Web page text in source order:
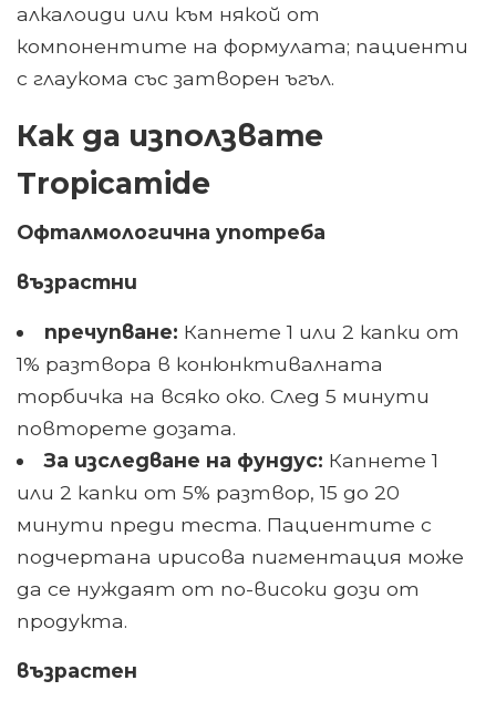
алкалоиди или към някой от
компонентите на формулата; пациенти
с глаукома със затворен ъгъл.
Как да използвате
Tropicamide
Офталмологична употреба
възрастни
пречупване: Капнете 1 или 2 капки от
1% разтвора в конюнктивалната
торбичка на всяко око. След 5 минути
повторете дозата.
За изследване на фундус: Капнете 1
или 2 капки от 5% разтвор, 15 до 20
минути преди теста. Пациентите с
подчертана ирисова пигментация може
да се нуждаят от по-високи дози от
продукта.
възрастен